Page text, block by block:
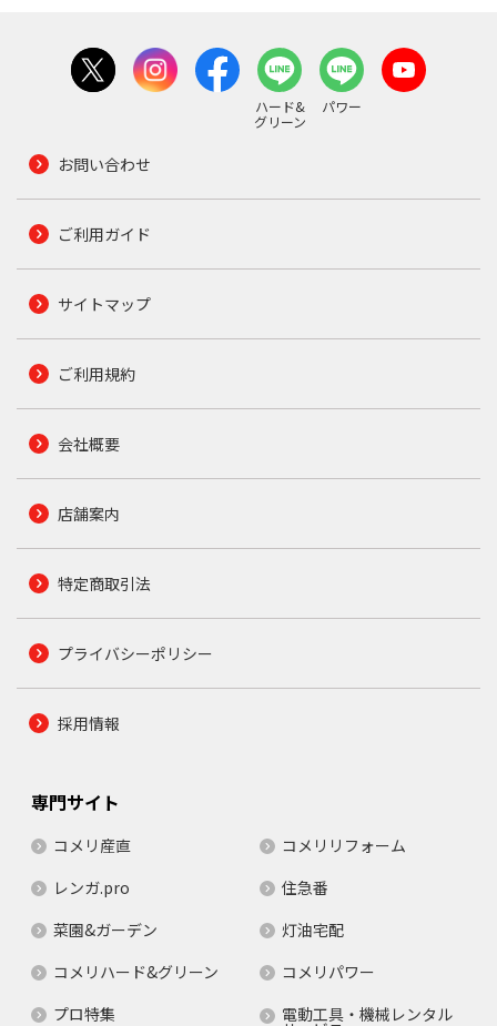
ハード&
グリーン
パワー
お問い合わせ
ご利用ガイド
サイトマップ
ご利用規約
会社概要
店舗案内
特定商取引法
プライバシーポリシー
採用情報
専門サイト
コメリ産直
コメリリフォーム
レンガ.pro
住急番
菜園&ガーデン
灯油宅配
コメリハード&グリーン
コメリパワー
プロ特集
電動工具・機械レンタル